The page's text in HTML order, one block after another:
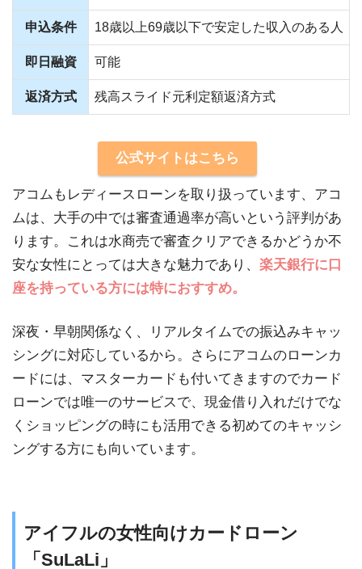
申込条件 18歳以上69歳以下で安定した収入のある人
即日融資 可能
返済方式 残高スライド元利定額返済方式
公式サイトはこちら
アコムもレディースローンを取り扱っています、アコ
ムは、大手の中では審査通過率が高いという評判があ
ります。これは水商売で審査クリアできるかどうか不
安な女性にとっては大きな魅力であり、 楽天銀行に口
座を持っている方には特におすすめ。
深夜・早朝関係なく、リアルタイムでの振込みキャッ
シングに対応しているから。さらにアコムのローンカ
ードには、マスターカードも付いてきますのでカード
ローンでは唯一のサービスで、現金借り入れだけでな
くショッピングの時にも活用できる初めてのキャッシ
ングする方にも向いています。
アイフルの女性向けカードローン
「SuLaLi」